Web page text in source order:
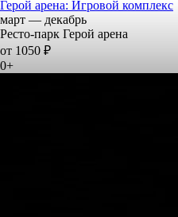
Герой арена: Игровой комплекс
март — декабрь
Ресто-парк Герой арена
от 1050 ₽
0+